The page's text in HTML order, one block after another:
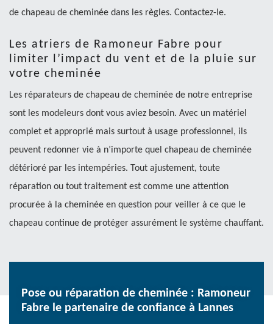
de chapeau de cheminée dans les règles. Contactez-le.
Les atriers de Ramoneur Fabre pour
limiter l’impact du vent et de la pluie sur
votre cheminée
Les réparateurs de chapeau de cheminée de notre entreprise
sont les modeleurs dont vous aviez besoin. Avec un matériel
complet et approprié mais surtout à usage professionnel, ils
peuvent redonner vie à n’importe quel chapeau de cheminée
détérioré par les intempéries. Tout ajustement, toute
réparation ou tout traitement est comme une attention
procurée à la cheminée en question pour veiller à ce que le
chapeau continue de protéger assurément le système chauffant.
Pose ou réparation de cheminée : Ramoneur
Fabre le partenaire de confiance à Lannes